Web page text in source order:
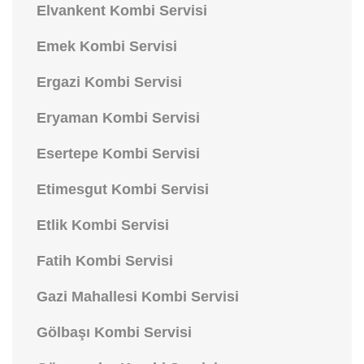
Elvankent Kombi Servisi
Emek Kombi Servisi
Ergazi Kombi Servisi
Eryaman Kombi Servisi
Esertepe Kombi Servisi
Etimesgut Kombi Servisi
Etlik Kombi Servisi
Fatih Kombi Servisi
Gazi Mahallesi Kombi Servisi
Gölbaşı Kombi Servisi